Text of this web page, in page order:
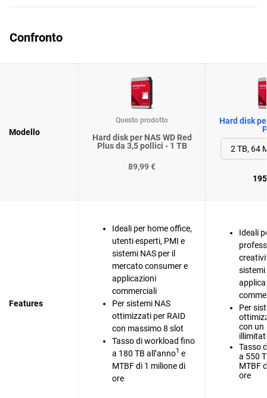
Confronto
Modello
Questo prodotto
Hard disk per NAS WD Red
Plus da 3,5 pollici - 1 TB
89,99 €
Hard disk
Features
Ideali per home office,
utenti esperti, PMI e
sistemi NAS per il
mercato consumer e
applicazioni
commerciali
Per sistemi NAS
ottimizzati per RAID
con massimo 8 slot
Tasso di workload fino
a 180 TB all’anno1 e
MTBF di 1 milione di
ore
Ideali
sistemi
Per
con un
Tasso
a 550
MTBF
ore